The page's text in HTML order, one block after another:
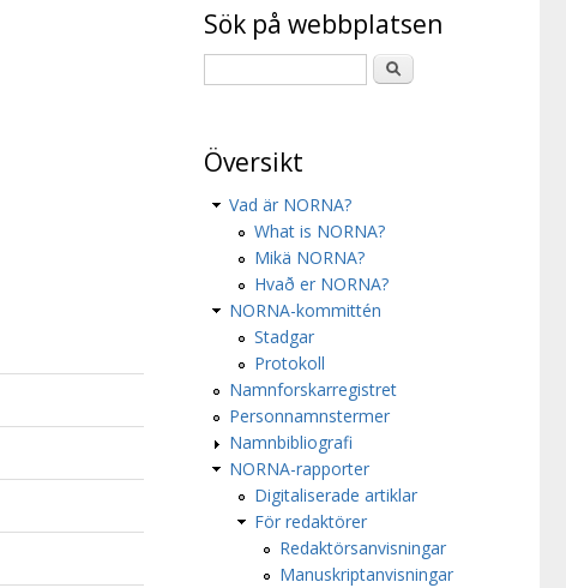
Sök på webbplatsen
Översikt
Vad är NORNA?
What is NORNA?
Mikä NORNA?
Hvað er NORNA?
NORNA-kommittén
Stadgar
Protokoll
Namnforskarregistret
Personnamnstermer
Namnbibliografi
NORNA-rapporter
Digitaliserade artiklar
För redaktörer
Redaktörsanvisningar
Manuskriptanvisningar